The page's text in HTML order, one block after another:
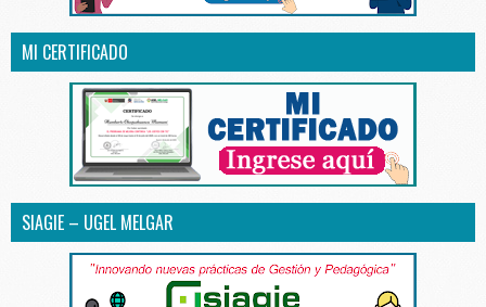
MI CERTIFICADO
SIAGIE – UGEL MELGAR